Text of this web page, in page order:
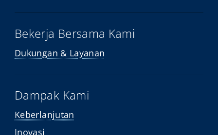
Bekerja Bersama Kami
Dukungan & Layanan
Dampak Kami
Keberlanjutan
Inovasi